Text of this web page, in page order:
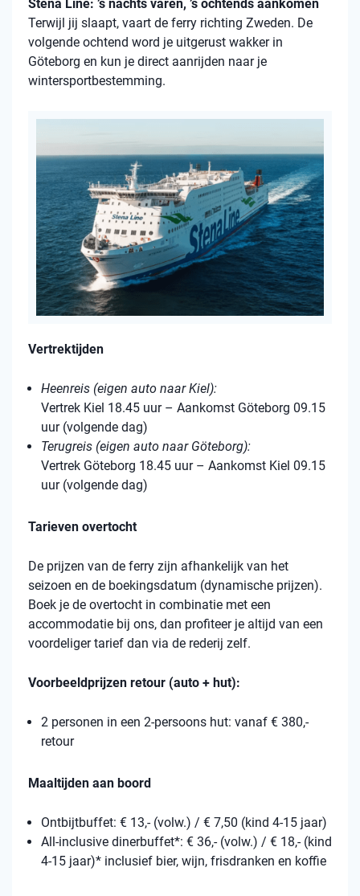
Stena Line: ’s nachts varen, ’s ochtends aankomen
Terwijl jij slaapt, vaart de ferry richting Zweden. De
volgende ochtend word je uitgerust wakker in
Göteborg en kun je direct aanrijden naar je
wintersportbestemming.
Vertrektijden
Heenreis (eigen auto naar Kiel):
Vertrek Kiel 18.45 uur – Aankomst Göteborg 09.15
uur (volgende dag)
Terugreis (eigen auto naar Göteborg):
Vertrek Göteborg 18.45 uur – Aankomst Kiel 09.15
uur (volgende dag)
Tarieven overtocht
De prijzen van de ferry zijn afhankelijk van het
seizoen en de boekingsdatum (dynamische prijzen).
Boek je de overtocht in combinatie met een
accommodatie bij ons, dan profiteer je altijd van een
voordeliger tarief dan via de rederij zelf.
Voorbeeldprijzen retour (auto + hut):
2 personen in een 2-persoons hut: vanaf € 380,-
retour
Maaltijden aan boord
Ontbijtbuffet: € 13,- (volw.) / € 7,50 (kind 4-15 jaar)
All-inclusive dinerbuffet*: € 36,- (volw.) / € 18,- (kind
4-15 jaar)* inclusief bier, wijn, frisdranken en koffie